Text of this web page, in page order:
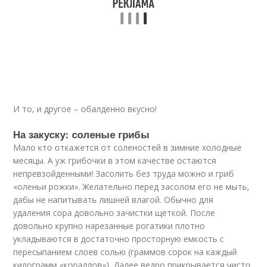
И то, и другое – обалденно вкусно!
На закуску: соленые грибы
Мало кто откажется от соленостей в зимние холодные
месяцы. А уж грибочки в этом качестве остаются
непревзойденными! Засолить без труда можно и гриб
«оленьи рожки». Желательно перед засолом его не мыть,
дабы не напитывать лишней влагой. Обычно для
удаления сора довольно зачистки щеткой. После
довольно крупно нарезанные рогатики плотно
укладываются в достаточно просторную емкость с
пересыпанием слоев солью (граммов сорок на каждый